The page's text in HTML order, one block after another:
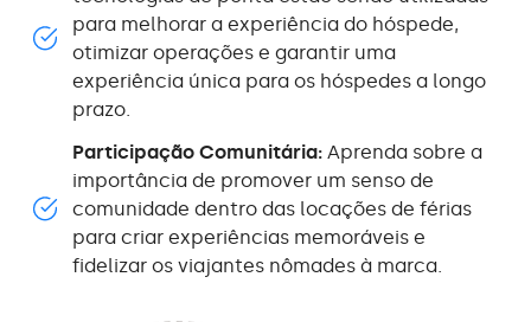
para melhorar a experiência do hóspede,
otimizar operações e garantir uma
experiência única para os hóspedes a longo
prazo.
Participação Comunitária: Aprenda sobre a
importância de promover um senso de
comunidade dentro das locações de férias
para criar experiências memoráveis e
fidelizar os viajantes nômades à marca.